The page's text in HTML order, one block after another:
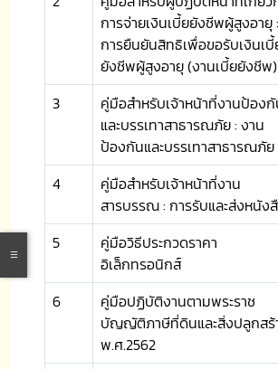
การจ่ายเงินเบี้ยยังชีพผู้สูงอายุ :
การยืนยันสิทธิเพื่อขอรับเงินเ
ยังชีพผู้สูงอายุ (งานเบี้ยยังชีพ)
3
คู่มือสำหรับเจ้าหน้าที่งานป้อง
และบรรเทาสาธารณภัย : งาน
ป้องกันและบรรเทาสาธารณภัย
4
คู่มือสำหรับเจ้าหน้าที่งาน
สารบรรณ : การรับและส่งหนัง
5
คู่มือวิธีประกวดราคา
อิเล็กทรอนิกส์
6
คู่มือปฏิบัติงานตามพระราช
บัญญัติภาษีที่ดินและสิ่งปลูกสร้
พ.ศ.2562